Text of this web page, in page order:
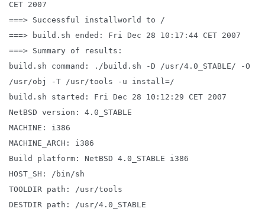
CET 2007
===> Successful installworld to /
===> build.sh ended: Fri Dec 28 10:17:44 CET 2007
===> Summary of results:
build.sh command: ./build.sh -D /usr/4.0_STABLE/ -O
/usr/obj -T /usr/tools -u install=/
build.sh started: Fri Dec 28 10:12:29 CET 2007
NetBSD version: 4.0_STABLE
MACHINE: i386
MACHINE_ARCH: i386
Build platform: NetBSD 4.0_STABLE i386
HOST_SH: /bin/sh
TOOLDIR path: /usr/tools
DESTDIR path: /usr/4.0_STABLE